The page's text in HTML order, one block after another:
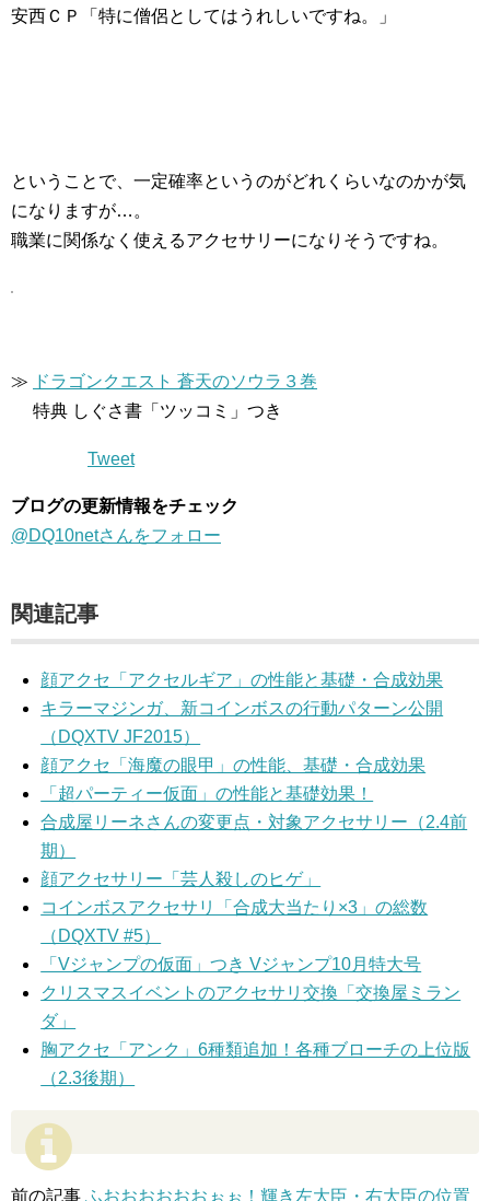
安西ＣＰ「特に僧侶としてはうれしいですね。」
ということで、一定確率というのがどれくらいなのかが気
になりますが…。
職業に関係なく使えるアクセサリーになりそうですね。
≫ ドラゴンクエスト 蒼天のソウラ３巻
特典 しぐさ書「ツッコミ」つき
Tweet
ブログの更新情報をチェック
@DQ10netさんをフォロー
関連記事
顔アクセ「アクセルギア」の性能と基礎・合成効果
キラーマジンガ、新コインボスの行動パターン公開
（DQXTV JF2015）
顔アクセ「海魔の眼甲」の性能、基礎・合成効果
「超パーティー仮面」の性能と基礎効果！
合成屋リーネさんの変更点・対象アクセサリー（2.4前
期）
顔アクセサリー「芸人殺しのヒゲ」
コインボスアクセサリ「合成大当たり×3」の総数
（DQXTV #5）
「Vジャンプの仮面」つき Vジャンプ10月特大号
クリスマスイベントのアクセサリ交換「交換屋ミラン
ダ」
胸アクセ「アンク」6種類追加！各種ブローチの上位版
（2.3後期）
前の記事 ふおおおおおおぉぉ！輝き左大臣・右大臣の位置